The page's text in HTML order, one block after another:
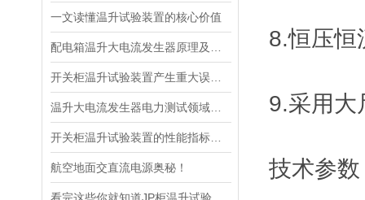
一文读懂温升试验装置的核心价值
航空地面交直流电源奥秘！
8.恒压恒
9.采用大
技术参数